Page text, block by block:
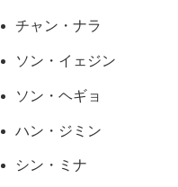
チャン・ナラ
ソン・イェジン
ソン・ヘギョ
ハン・ジミン
シン・ミナ